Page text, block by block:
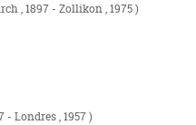
, 1897 - Zollikon , 1975 )
- Londres , 1957 )